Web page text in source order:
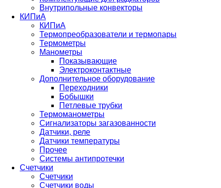
Внутрипольные конвекторы
КИПиА
КИПиА
Термопреобразователи и термопары
Термометры
Манометры
Показывающие
Электроконтактные
Дополнительное оборудование
Переходники
Бобышки
Петлевые трубки
Термоманометры
Сигнализаторы загазованности
Датчики, реле
Датчики температуры
Прочее
Системы антипротечки
Счетчики
Счетчики
Счетчики воды